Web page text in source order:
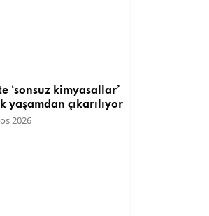
‘sonsuz kimyasallar’
yaşamdan çıkarılıyor
2026